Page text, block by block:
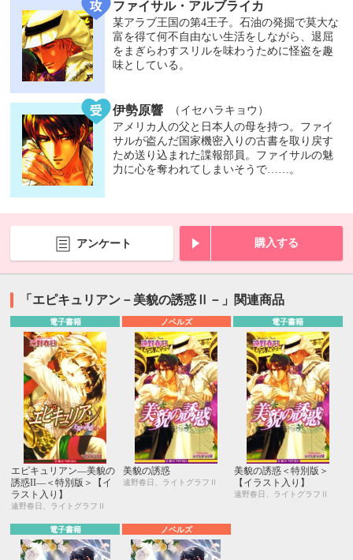
ファイサル・アルブライカ
某アラブ王国の第4王子。石油の発掘で莫大な
富を得て何不自由ない生活をしながら、退屈
をまぎらわすスリルを味わうために怪盗を趣
味としている。
伊勢原響
（イセハラキョウ）
アメリカ人の父と日本人の母を持つ。ファイ
サルが盗んだ国家機密入りの古書を取り戻す
ため送り込まれた諜報部員。ファイサルの魅
力に心を奪われてしまいそうで……。
アンケート 購入する
「エピキュリアン－美貌の誘惑Ⅱ－」関連商品
電子書籍
エピキュリアン―美貌の
誘惑II―＜特別版＞【イ
ラスト入り】
遠野春日、ライトグラフⅡ
ノベルズ
美貌の誘惑
遠野春日、ライトグラフⅡ
電子書籍
美貌の誘惑＜特別版＞
【イラスト入り】
遠野春日、ライトグラフⅡ
電子書籍 ノベルズ